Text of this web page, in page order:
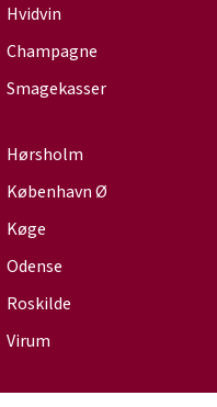
Hvidvin
Champagne
Smagekasser
Hørsholm
København Ø
Køge
Odense
Roskilde
Virum